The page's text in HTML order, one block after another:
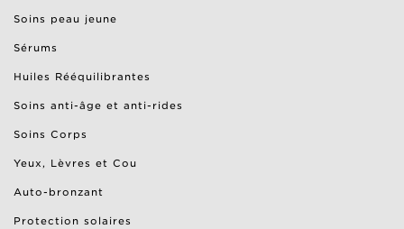
Soins peau jeune
Sérums
Huiles Rééquilibrantes
Soins anti-âge et anti-rides
Soins Corps
Yeux, Lèvres et Cou
Auto-bronzant
Protection solaires